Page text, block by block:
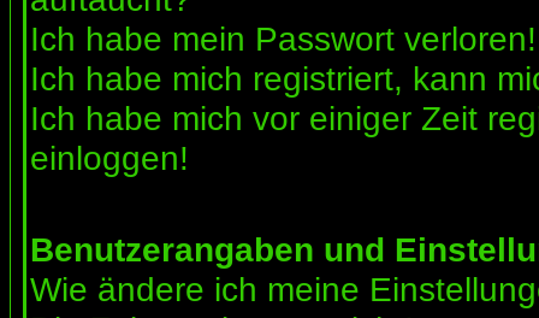
Ich habe mein Passwort verloren!
Ich habe mich registriert, kann
Ich habe mich vor einiger Zeit
einloggen!
Benutzerangaben und
Wie ändere ich meine